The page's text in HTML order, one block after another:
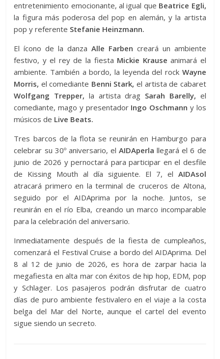
entretenimiento emocionante, al igual que Beatrice Egli,
la figura más poderosa del pop en alemán, y la artista
pop y referente Stefanie Heinzmann.
El ícono de la danza Alle Farben creará un ambiente
festivo, y el rey de la fiesta Mickie Krause animará el
ambiente. También a bordo, la leyenda del rock Wayne
Morris, el comediante Benni Stark, el artista de cabaret
Wolfgang Trepper, la artista drag Sarah Barelly, el
comediante, mago y presentador Ingo Oschmann y los
músicos de Live Beats.
Tres barcos de la flota se reunirán en Hamburgo para
celebrar su 30º aniversario, elAIDAperla llegará el 6 de
junio de 2026 y pernoctará para participar en el desfile
de Kissing Mouth al día siguiente. El 7, el AIDAsol
atracará primero en la terminal de cruceros de Altona,
seguido por el AIDAprima por la noche. Juntos, se
reunirán en el río Elba, creando un marco incomparable
para la celebración del aniversario.
Inmediatamente después de la fiesta de cumpleaños,
comenzará el Festival Cruise a bordo del AIDAprima. Del
8 al 12 de junio de 2026, es hora de zarpar hacia la
megafiesta en alta mar con éxitos de hip hop, EDM, pop
y Schlager. Los pasajeros podrán disfrutar de cuatro
días de puro ambiente festivalero en el viaje a la costa
belga del Mar del Norte, aunque el cartel del evento
sigue siendo un secreto.